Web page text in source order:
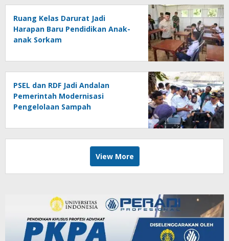
Ruang Kelas Darurat Jadi
Harapan Baru Pendidikan Anak-
anak Sorkam
PSEL dan RDF Jadi Andalan
Pemerintah Modernisasi
Pengelolaan Sampah
View More